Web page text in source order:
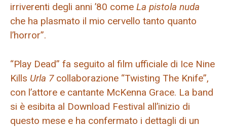
irriverenti degli anni ’80 come La pistola nuda
che ha plasmato il mio cervello tanto quanto
l’horror”.
“Play Dead” fa seguito al film ufficiale di Ice Nine
Kills Urla 7collaborazione “Twisting The Knife”,
con l’attore e cantante McKenna Grace. La band
si è esibita al Download Festival all’inizio di
questo mese e ha confermato i dettagli di un